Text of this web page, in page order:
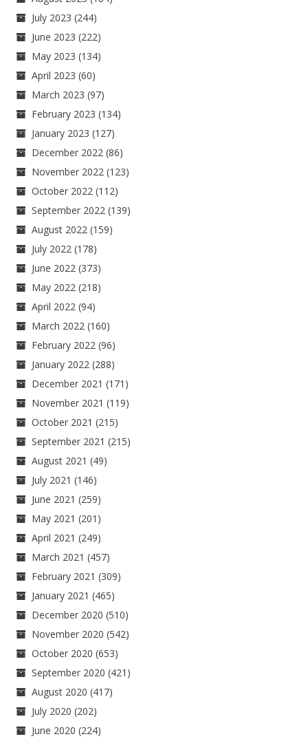
July 2023 (244)
June 2023 (222)
May 2023 (134)
April 2023 (60)
March 2023 (97)
February 2023 (134)
January 2023 (127)
December 2022 (86)
November 2022 (123)
October 2022 (112)
September 2022 (139)
August 2022 (159)
July 2022 (178)
June 2022 (373)
May 2022 (218)
April 2022 (94)
March 2022 (160)
February 2022 (96)
January 2022 (288)
December 2021 (171)
November 2021 (119)
October 2021 (215)
September 2021 (215)
August 2021 (49)
July 2021 (146)
June 2021 (259)
May 2021 (201)
April 2021 (249)
March 2021 (457)
February 2021 (309)
January 2021 (465)
December 2020 (510)
November 2020 (542)
October 2020 (653)
September 2020 (421)
August 2020 (417)
July 2020 (202)
June 2020 (224)